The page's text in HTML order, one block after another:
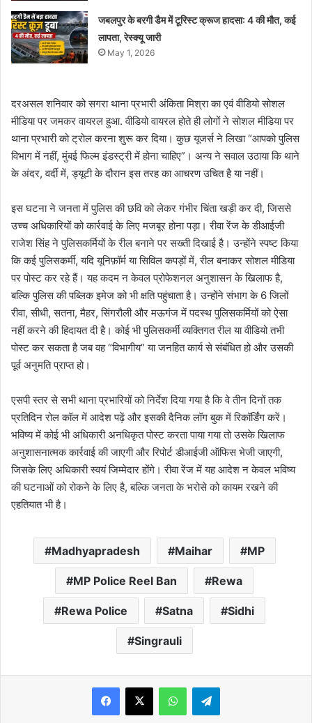
जबलपुर के बरगी डैम में टूरिस्ट क्रूज हादसा: 4 की मौत, कई
लापता, रेस्क्यू जारी
May 1, 2026
दरअसल शनिवार को सगरा थाना प्रभारी अंकिता मिश्रा का एवं वीडियो सोशल
मीडिया पर जमकर वायरल हुआ. वीडियो वायरल होते ही लोगों ने सोशल मीडिया पर
थाना प्रभारी को ट्रोल करना शुरू कर दिया। कुछ यूजर्स ने लिखा “आपको पुलिस
विभाग में नहीं, मुंबई फिल्म इंडस्ट्री में होना चाहिए”। अन्य ने सवाल उठाया कि थाने
के अंदर, वर्दी में, ड्यूटी के दौरान इस तरह का आचरण उचित है या नहीं।
इस घटना ने जनता में पुलिस की छवि को लेकर गंभीर चिंता खड़ी कर दी, जिससे
उच्च अधिकारियों को कार्रवाई के लिए मजबूर होना पड़ा। रीवा रेंज के डीआईजी
राजेश सिंह ने पुलिसकर्मियों के रील बनाने पर सख्ती दिखाई है। उन्होंने स्पष्ट किया
कि कई पुलिसकर्मी, यदि यूनिफ़ॉर्म या सिविल कपड़ों में, रील बनाकर सोशल मीडिया
पर पोस्ट कर रहे हैं। यह कदम न केवल प्रोफेशनल अनुशासन के खिलाफ है,
बल्कि पुलिस की पब्लिक इमेज को भी क्षति पहुंचाता है। उन्होंने संभाग के 6 जिलों
रीवा, सीधी, सतना, मैहर, सिंगरौली और मऊगंज में पदस्थ पुलिसकर्मियों को ऐसा
नहीं करने की हिदायत दी है। कोई भी पुलिसकर्मी व्यक्तिगत रील या वीडियो तभी
पोस्ट कर सकता है जब वह “विभागीय” या जनहित कार्य से संबंधित हो और उसकी
पूर्व अनुमति प्राप्त हो।
एसपी स्तर से सभी थाना प्रभारियों को निर्देश दिया गया है कि वे तीन दिनों तक
प्रतिदिन रोल कॉल में आदेश पढ़ें और इसकी दैनिक लॉग बुक में रिकॉर्डिंग करें।
भविष्य में कोई भी अधिकारी अनधिकृत पोस्ट करता पाया गया तो उसके खिलाफ
अनुशासनात्मक कार्रवाई की जाएगी और रिपोर्ट डीआईजी ऑफिस भेजी जाएगी,
जिसके लिए अधिकारी स्वयं जिम्मेदार होंगे। रीवा रेंज में यह आदेश न केवल भविष्य
की घटनाओं को रोकने के लिए है, बल्कि जनता के भरोसे को कायम रखने की
एहतियात भी है।
Madhyapradesh Maihar MP
MP Police Reel Ban Rewa
Rewa Police Satna Sidhi
Singrauli
WhatsAppTelegram